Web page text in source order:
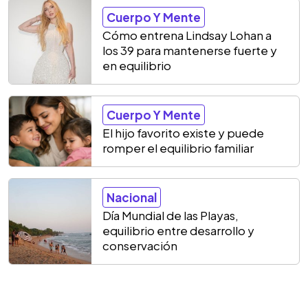
Cuerpo Y Mente
Cómo entrena Lindsay Lohan a
los 39 para mantenerse fuerte y
en equilibrio
Cuerpo Y Mente
El hijo favorito existe y puede
romper el equilibrio familiar
Nacional
Día Mundial de las Playas,
equilibrio entre desarrollo y
conservación